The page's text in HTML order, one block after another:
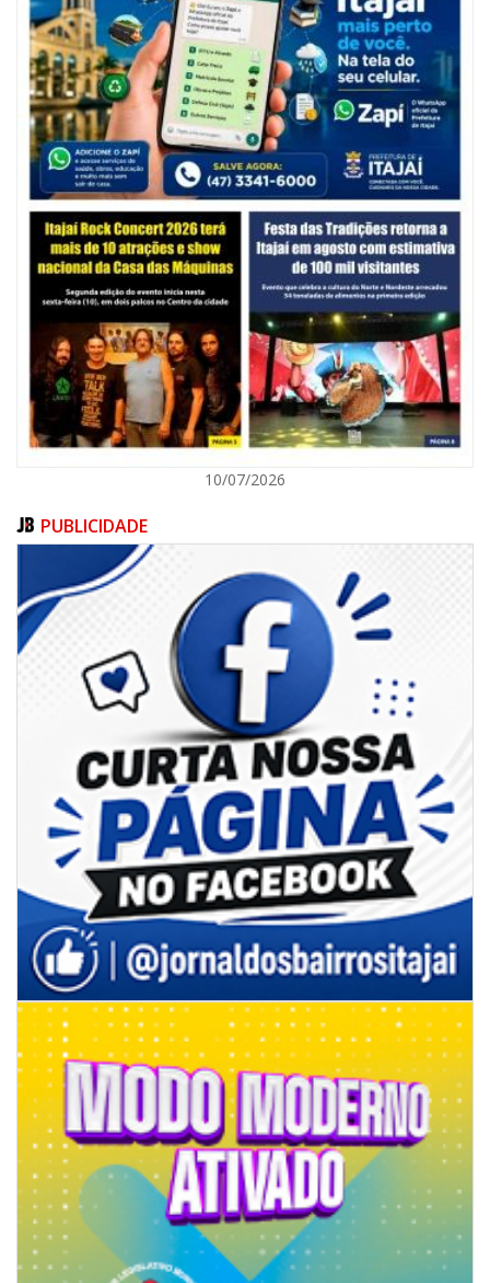
06/08/2026 | 10:14
Defesa Civil de SC monitora formação de ciclone-bomba no Sul do Brasil;
entenda como o fenômeno se forma e quais os impactos no estado
ITAPEMA
06/08/2026 | 07:00
Secretaria de Cultura retoma oficinas culturais com diversas
modalidades para a comunidade
BALNEÁRIO CAMBORIÚ
10/07/2026
PUBLICIDADE